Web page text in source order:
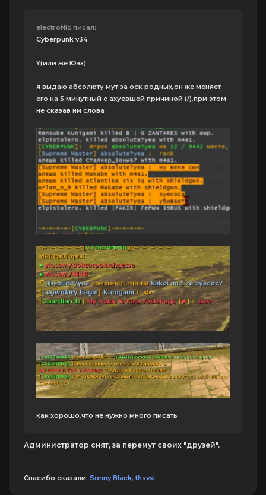
electroNic писал:
Cyberpunk v34
Y(или же Юзз)
я выдаю абсолюту мут за оск родных,он же меняет
его на 5 минутный с ахуевшей причиной (/),при этом
не сказав ни слова
как хорошо,что не нужно много писать
Администратор снят, за перемут своих "друзей".
Спасибо сказали: Sonny Black,thsvxi